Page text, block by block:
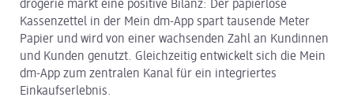
dm Logistik
dm Online Shop
PAYBACK
drogerie markt eine positive Bilanz: Der papierlose
Kassenzettel in der Mein dm-App spart tausende Meter
Papier und wird von einer wachsenden Zahl an Kundinnen
und Kunden genutzt. Gleichzeitig entwickelt sich die Mein
dm-App zum zentralen Kanal für ein integriertes
Einkaufserlebnis.